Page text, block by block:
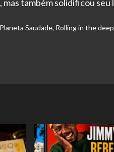
também solidificou
Saudade, Rolling in the deep